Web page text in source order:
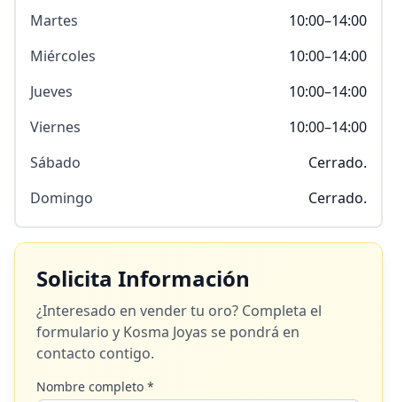
Martes
10:00–14:00
Miércoles
10:00–14:00
Jueves
10:00–14:00
Viernes
10:00–14:00
Sábado
Cerrado.
Domingo
Cerrado.
Solicita Información
¿Interesado en vender tu oro? Completa el
formulario y Kosma Joyas se pondrá en
contacto contigo.
Nombre completo *